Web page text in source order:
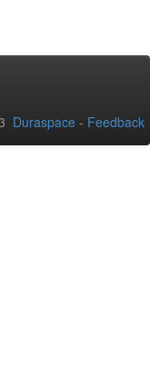
Duraspace - Feedback